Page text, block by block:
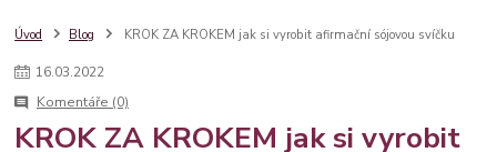
župánek
svatební ramínko dárek pro maminku
maminka
barva roku
dárek pro
provázkový náramek
krabička
šperk šperky svatební župánek
sklenice na sekt
Úvod Blog KROK ZA KROKEM jak si vyrobit afirmační sójovou svíčku
16.03.2022
Komentáře (0)
KROK ZA KROKEM jak si vyrobit